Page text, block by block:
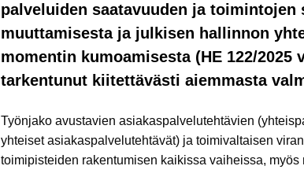
palveluiden saatavuuden ja
muuttamisesta ja julkisen hallinnon
momentin kumoamisesta (HE 122/2025
tarkentunut kiitettävästi aiemmasta
Työnjako avustavien asiakaspalvelutehtävien
yhteiset asiakaspalvelutehtävät) ja toimivaltaisen
toimipisteiden rakentumisen kaikissa vaiheissa,